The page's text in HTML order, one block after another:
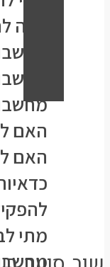
כמה
האם
האם
מתי